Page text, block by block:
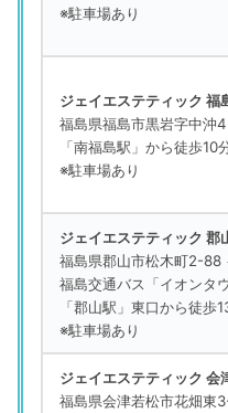
※駐車場あり
ジェイエステティック 福
福島県福島市黒岩字中沖
「南福島駅」から徒歩10
※駐車場あり
ジェイエステティック 郡
福島県郡山市松木町2-88
福島交通バス「イオンタ
「郡山駅」東口から徒歩
※駐車場あり
ジェイエステティック 会
福島県会津若松市花畑東